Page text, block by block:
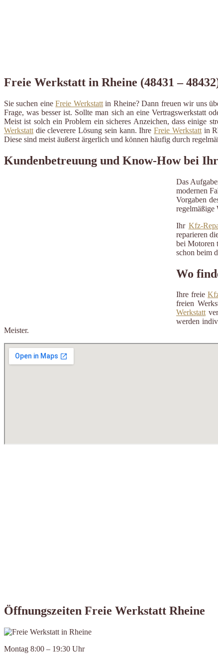
Freie Werkstatt in Rheine (48431 –
Sie suchen eineFreie Werkstattin Rheine? Dann freuen wir uns
Frage, was besser ist. Sollte man sich an eine Vertragswerkstatt
Meist ist solch ein Problem ein sicheres Anzeichen, dass einige
Werkstatt die cleverere Lösung sein kann. IhreFreie Werkstattin
Diese sind meist äußerst ärgerlich und können häufig durch
Kundenbetreuung und Know-How bei
Das
modernen
Vorgaben
regelmäßige
Ihr Kfz-
reparieren
bei Motoren
schon beim
Wo
Ihre freie
freien
Werkstatt
werden
Meister.
Öffnungszeiten Freie Werkstatt Rheine
Montag 8:00 – 19:30 Uhr